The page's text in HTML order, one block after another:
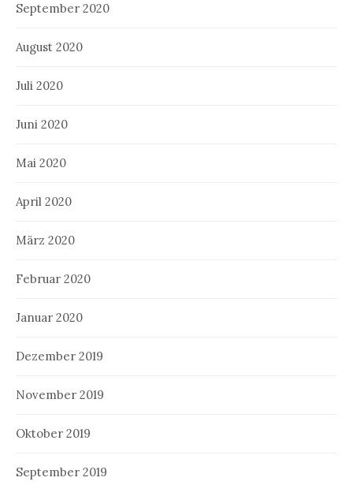
September 2020
August 2020
Juli 2020
Juni 2020
Mai 2020
April 2020
März 2020
Februar 2020
Januar 2020
Dezember 2019
November 2019
Oktober 2019
September 2019